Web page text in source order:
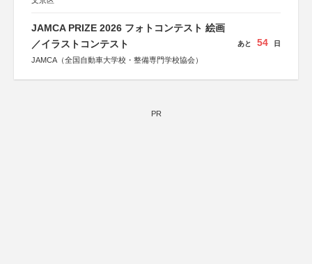
JAMCA PRIZE 2026 フォトコンテスト 絵画
／イラストコンテスト
JAMCA（全国自動車大学校・整備専門学校協会）
あと 54 日
PR